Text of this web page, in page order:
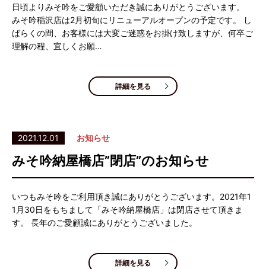
日頃よりみそ吟をご愛顧いただき誠にありがとうございます。
みそ吟稲沢店は2月初旬にリニューアルオープンの予定です。 し
ばらくの間、お客様には大変ご迷惑をお掛け致しますが、何卒ご
理解の程、宜しくお願…
詳細を見る
2021.12.01 お知らせ
みそ吟納屋橋店”閉店”のお知らせ
いつもみそ吟をご利用頂き誠にありがとうございます。2021年1
1月30日をもちまして「みそ吟納屋橋店」は閉店させて頂きま
す。 長年のご愛顧誠にありがとうございました。
詳細を見る